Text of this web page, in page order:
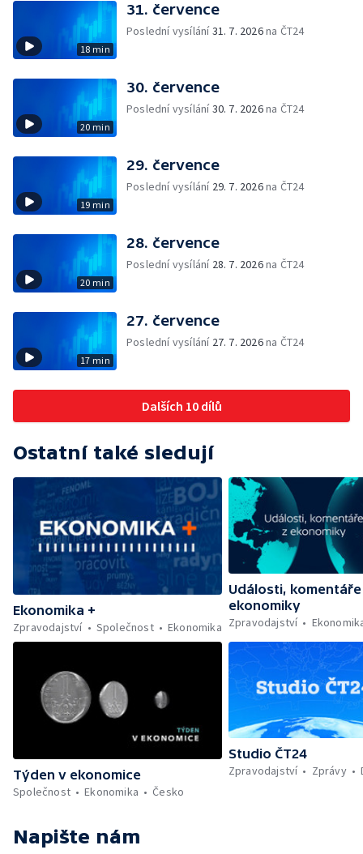
18 min
31. července
Poslední vysílání31. 7. 2026na ČT24
20 min
30. července
Poslední vysílání30. 7. 2026na ČT24
19 min
29. července
Poslední vysílání 29. 7. 2026na ČT24
20 min
28. července
Poslední vysílání 28. 7. 2026na ČT24
17 min
27. července
Poslední vysílání 27. 7. 2026na ČT24
Dalších 10 dílů
Ostatní také sledují
Ekonomika +
Zpravodajství
Společnost Ekonomika
Události, komentáře
ekonomiky
Zpravodajství
Týden v ekonomice
Společnost
Ekonomika Česko
Studio ČT24
Zpravodajství
Zprávy
Napište nám